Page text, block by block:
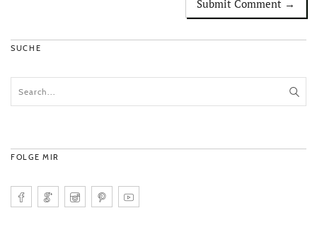
SUCHE
FOLGE MIR